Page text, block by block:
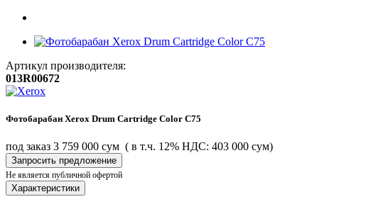
Артикул производителя:
013R00672
Фотобарабан Xerox Drum Cartridge Color C75
под заказ 3 759 000 сум ( в т.ч. 12% НДС: 403 000 сум)
Запросить предложение
Не является публичной офертой
Характеристики